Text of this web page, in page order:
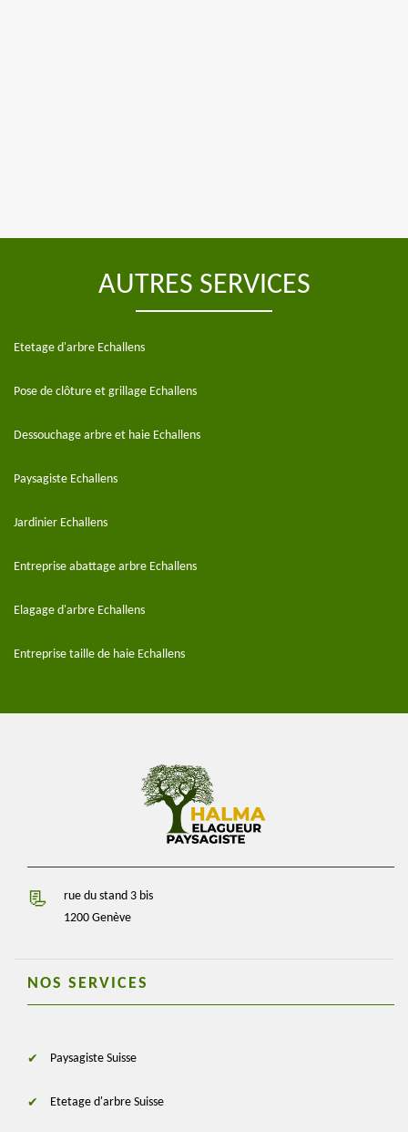
AUTRES SERVICES
Etetage d'arbre Echallens
Pose de clôture et grillage Echallens
Dessouchage arbre et haie Echallens
Paysagiste Echallens
Jardinier Echallens
Entreprise abattage arbre Echallens
Elagage d'arbre Echallens
Entreprise taille de haie Echallens
rue du stand 3 bis
1200 Genève
NOS SERVICES
Paysagiste Suisse
Etetage d'arbre Suisse